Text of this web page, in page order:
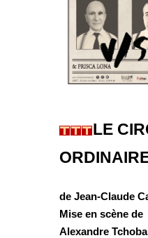
LE
de Jean-Claude
Mise en scène de
Alexandre